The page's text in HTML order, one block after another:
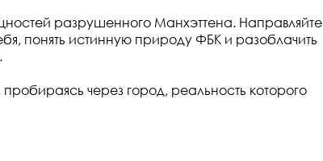
разрушенного Манхэттена. Направляйте
понять истинную природу ФБК и разоблачить
через город, реальность которого